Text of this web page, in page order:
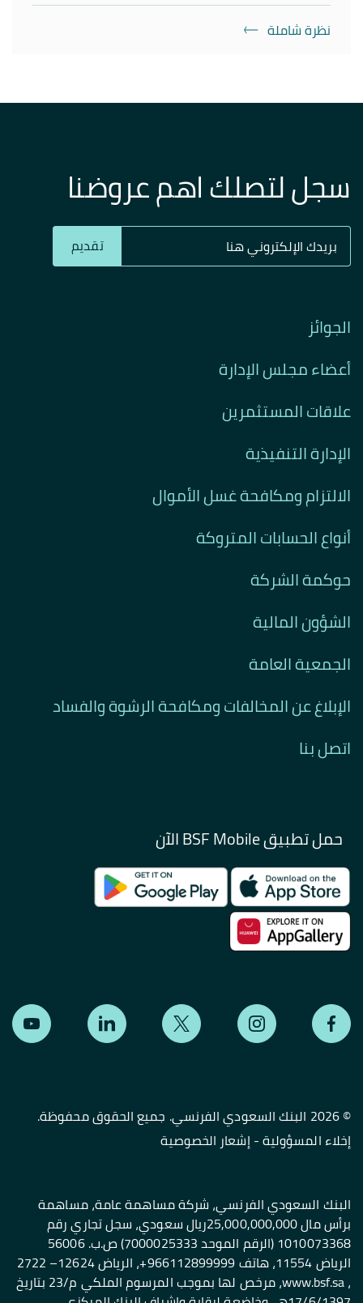
نظرة شاملة
سجل لتصلك اهم عروضنا
تقديم
الجوائز
أعضاء مجلس الإدارة
علاقات المستثمرين
الإدارة التنفيذية
الالتزام ومكافحة غسل الأموال
أنواع الحسابات المتروكة
حوكمة الشركة
الشؤون المالية
الجمعية العامة
الإبلاغ عن المخالفات ومكافحة الرشوة والفساد
اتصل بنا
حمل تطبيق BSF Mobile الآن
©2026 البنك السعودي الفرنسي. جميع الحقوق محفوظة.
إخلاء المسؤولية-إشعار الخصوصية
البنك السعودي الفرنسي، شركة مساهمة عامة، مساهمة
برأس مال 25,000,000,000ريال سعودي، سجل تجاري رقم
1010073368 (الرقم الموحد 7000025333) ص.ب. 56006
الرياض 11554، هاتف 966112899999+، الرياض 12624– 2722
، www.bsf.sa، مرخص لها بموجب المرسوم الملكي م/23 بتاريخ